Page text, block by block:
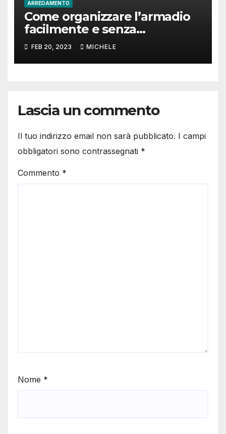
ARREDAMENTO
Come organizzare l’armadio
facilmente e senza
impazzire?
FEB 20, 2023 MICHELE
Lascia un commento
Il tuo indirizzo email non sarà pubblicato. I campi
obbligatori sono contrassegnati *
Commento *
Nome *